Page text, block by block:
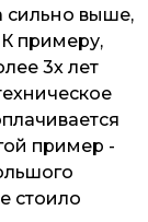
сильно выше,
примеру,
3х лет
пример -
стоило